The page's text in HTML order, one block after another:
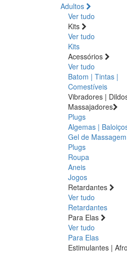
Adultos
Ver tudo
Kits
Ver tudo
Kits
Acessórios
Ver tudo
Batom | Tintas |
Comestíveis
Vibradores |
Massajadores
Plugs
Algemas |
Gel de Massagem
Plugs
Roupa
Aneis
Jogos
Retardantes
Ver tudo
Retardantes
Para Elas
Ver tudo
Para Elas
Estimulantes |